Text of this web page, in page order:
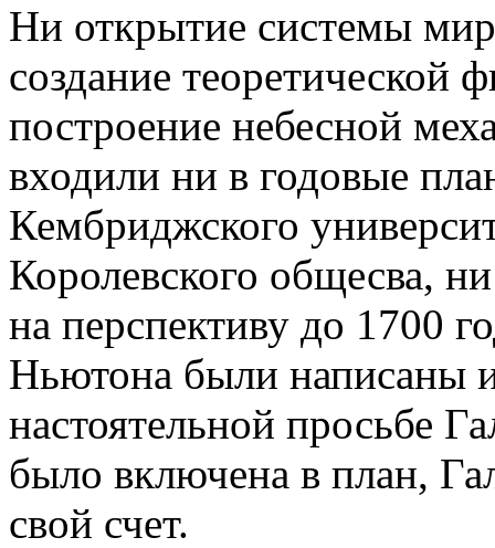
Ни открытие системы
создание теоретической
построение небесной
входили ни в годовые
Кембриджского
Королевского общесва,
на перспективу до 1700
Ньютона были написаны
настоятельной просьбе
было включена в план,
свой счет.